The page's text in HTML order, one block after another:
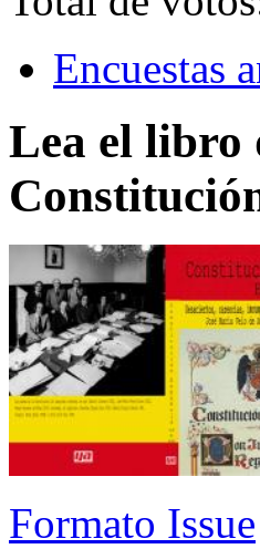
Encuestas
Lea el libro
Formato Issue